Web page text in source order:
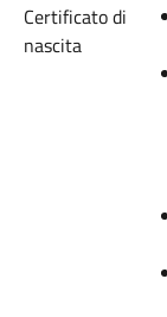
Certificato di
nascita